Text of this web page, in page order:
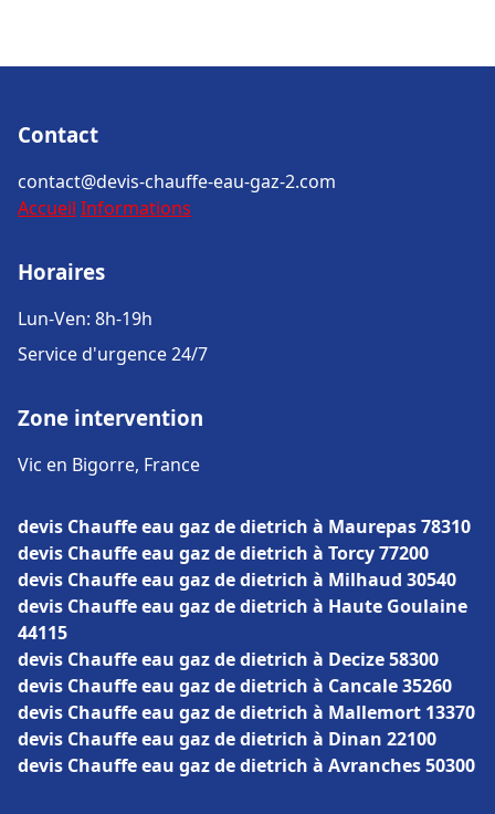
Contact
contact@devis-chauffe-eau-gaz-2.com
Accueil Informations
Horaires
Lun-Ven: 8h-19h
Service d'urgence 24/7
Zone intervention
Vic en Bigorre, France
devis Chauffe eau gaz de dietrich à Maurepas 78310
devis Chauffe eau gaz de dietrich à Torcy 77200
devis Chauffe eau gaz de dietrich à Milhaud 30540
devis Chauffe eau gaz de dietrich à Haute Goulaine
44115
devis Chauffe eau gaz de dietrich à Decize 58300
devis Chauffe eau gaz de dietrich à Cancale 35260
devis Chauffe eau gaz de dietrich à Mallemort 13370
devis Chauffe eau gaz de dietrich à Dinan 22100
devis Chauffe eau gaz de dietrich à Avranches 50300